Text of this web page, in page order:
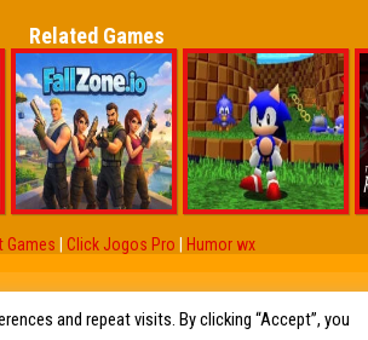
Related Games
Games Click Jogos Pro Humor wx
lugar. Jogos Friv 360, Click Jogos, Friv
and repeat visits. By clicking “Accept”, you